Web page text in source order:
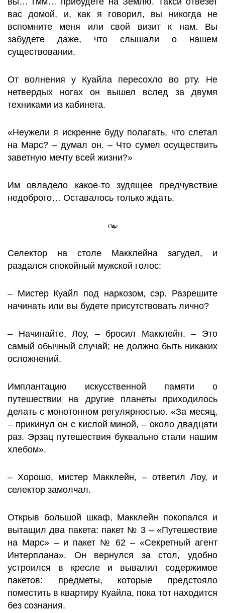
вас домой, и, как я говорил, вы никогда не
вспомните меня или свой визит к нам. Вы
забудете даже, что слышали о нашем
существовании.
От волнения у Куайла пересохло во рту. Не
нетвердых ногах он вышел вслед за двумя
техниками из кабинета.
«Неужели я искренне буду полагать, что слетал
на Марс? – думал он. – Что сумел осуществить
заветную мечту всей жизни?»
Им овладело какое-то зудящее предчувствие
недоброго… Оставалось только ждать.
Селектор на столе Макклейна загудел, и
раздался спокойный мужской голос:
– Мистер Куайл под наркозом, сэр. Разрешите
начинать или вы будете присутствовать лично?
– Начинайте, Лоу, – бросил Макклейн. – Это
самый обычный случай; не должно быть никаких
осложнений.
Имплантацию искусственной памяти о
путешествии на другие планеты приходилось
делать с монотонном регулярностью. «За месяц,
– прикинул он с кислой миной, – около двадцати
раз. Эрзац путешествия буквально стали нашим
хлебом».
– Хорошо, мистер Макклейн, – ответил Лоу, и
селектор замолчал.
Открыв большой шкаф, Макклейн покопался и
вытащил два пакета: пакет № 3 – «Путешествие
на Марс» – и пакет № 62 – «Секретный агент
Интерплана». Он вернулся за стол, удобно
устроился в кресле и вывалил содержимое
пакетов: предметы, которые предстояло
поместить в квартиру Куайла, пока тот находится
без сознания.